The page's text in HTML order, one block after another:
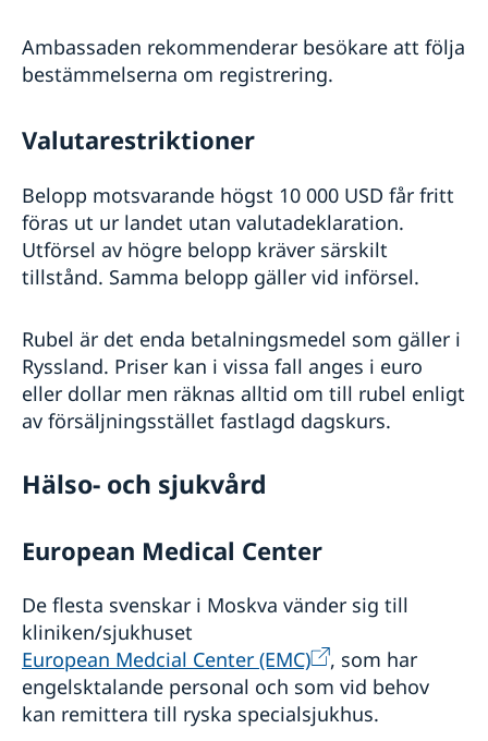
Ambassaden rekommenderar besökare att följa
bestämmelserna om registrering.
Valutarestriktioner
Belopp motsvarande högst 10 000 USD får fritt
föras ut ur landet utan valutadeklaration.
Utförsel av högre belopp kräver särskilt
tillstånd. Samma belopp gäller vid införsel.
Rubel är det enda betalningsmedel som gäller i
Ryssland. Priser kan i vissa fall anges i euro
eller dollar men räknas alltid om till rubel enligt
av försäljningsstället fastlagd dagskurs.
Hälso- och sjukvård
European Medical Center
De flesta svenskar i Moskva vänder sig till
kliniken/sjukhuset
European Medcial Center (EMC)
, som har
engelsktalande personal och som vid behov
kan remittera till ryska specialsjukhus.